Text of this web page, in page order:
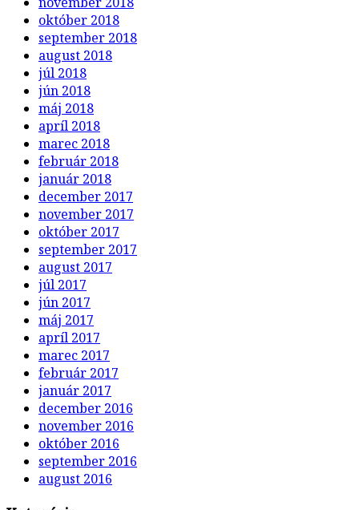
október 2018
september 2018
august 2018
júl 2018
jún 2018
máj 2018
apríl 2018
marec 2018
február 2018
január 2018
december 2017
november 2017
október 2017
september 2017
august 2017
júl 2017
jún 2017
máj 2017
apríl 2017
marec 2017
február 2017
január 2017
december 2016
november 2016
október 2016
september 2016
august 2016